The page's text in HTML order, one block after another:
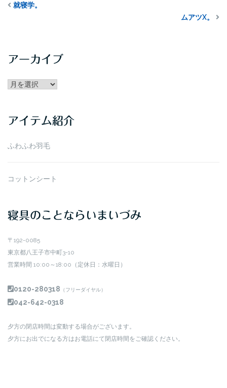
就寝学。
ムアツX。
アーカイブ
アー
ブ
アイテム紹介
ふわふわ羽毛
コットンシート
寝具のことならいまいづみ
〒192-0085
東京都八王子市中町3-10
営業時間 10:00～18:00（定休日：水曜日）
0120-280318 （フリーダイヤル）
042-642-0318
夕方の閉店時間は変動する場合がございます。
夕方にお出でになる方はお電話にて閉店時間をご確認ください。